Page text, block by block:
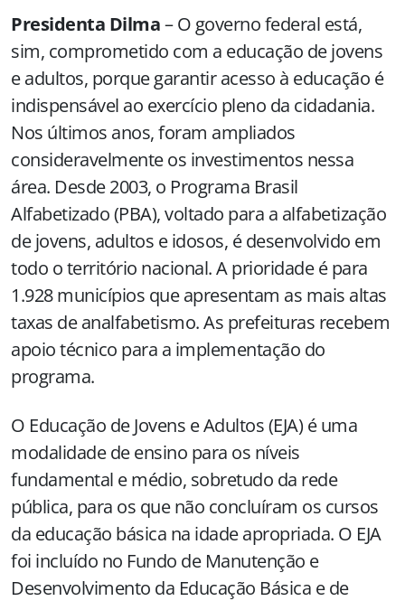
Presidenta Dilma– O governo federal está,
sim, comprometido com a educação de jovens
e adultos, porque garantir acesso à educação é
indispensável ao exercício pleno da cidadania.
Nos últimos anos, foram ampliados
consideravelmente os investimentos nessa
área. Desde 2003, o Programa Brasil
Alfabetizado (PBA), voltado para a alfabetização
de jovens, adultos e idosos, é desenvolvido em
todo o território nacional. A prioridade é para
1.928 municípios que apresentam as mais altas
taxas de analfabetismo. As prefeituras recebem
apoio técnico para a implementação do
programa.
O Educação de Jovens e Adultos (EJA) é uma
modalidade de ensino para os níveis
fundamental e médio, sobretudo da rede
pública, para os que não concluíram os cursos
da educação básica na idade apropriada. O EJA
foi incluído no Fundo de Manutenção e
Desenvolvimento da Educação Básica e de